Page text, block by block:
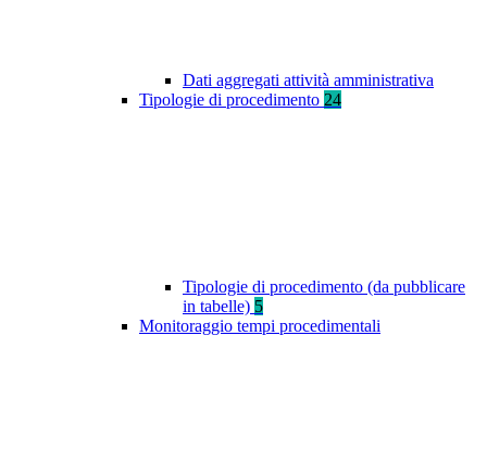
Dati aggregati attività amministrativa
Tipologie di procedimento 24
Tipologie di procedimento (da pubblicare
in tabelle) 5
Monitoraggio tempi procedimentali